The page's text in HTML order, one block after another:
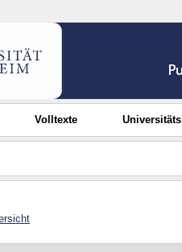
Volltexte